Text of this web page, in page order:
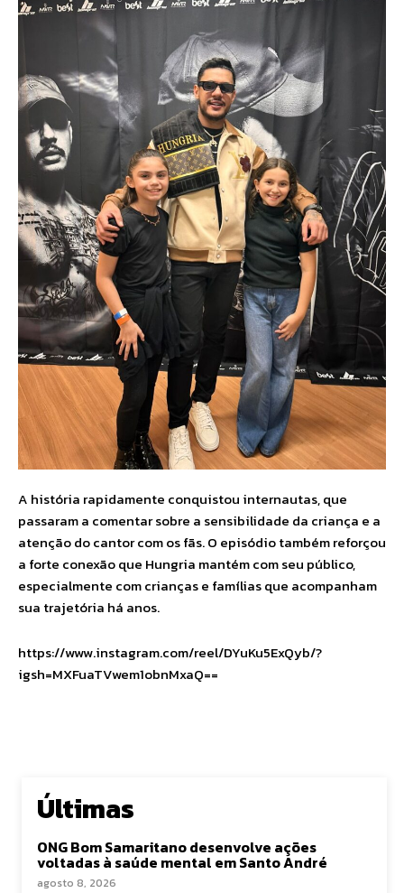
A história rapidamente conquistou internautas, que
passaram a comentar sobre a sensibilidade da criança e a
atenção do cantor com os fãs. O episódio também reforçou
a forte conexão que Hungria mantém com seu público,
especialmente com crianças e famílias que acompanham
sua trajetória há anos.
https://www.instagram.com/reel/DYuKu5ExQyb/?
igsh=MXFuaTVwem1obnMxaQ==
Últimas
ONG Bom Samaritano desenvolve ações
voltadas à saúde mental em Santo André
agosto 8, 2026